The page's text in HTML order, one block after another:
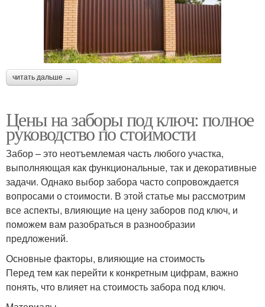
читать дальше →
Цены на заборы под ключ: полное
руководство по стоимости
Забор – это неотъемлемая часть любого участка,
выполняющая как функциональные, так и декоративные
задачи. Однако выбор забора часто сопровождается
вопросами о стоимости. В этой статье мы рассмотрим
все аспекты, влияющие на цену заборов под ключ, и
поможем вам разобраться в разнообразии
предложений.
Основные факторы, влияющие на стоимость
Перед тем как перейти к конкретным цифрам, важно
понять, что влияет на стоимость забора под ключ.